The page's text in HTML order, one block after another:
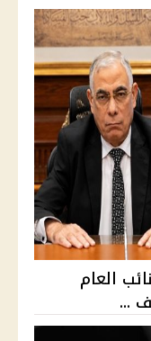
النائب العام
...